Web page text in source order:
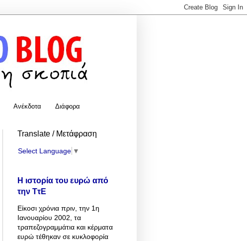
Ανέκδοτα Διάφορα
Translate / Μετάφραση
Select Language ▼
Η ιστορία του ευρώ από
την ΤτΕ
Είκοσι χρόνια πριν, την 1η
Ιανουαρίου 2002, τα
τραπεζογραμμάτια και κέρματα
ευρώ τέθηκαν σε κυκλοφορία